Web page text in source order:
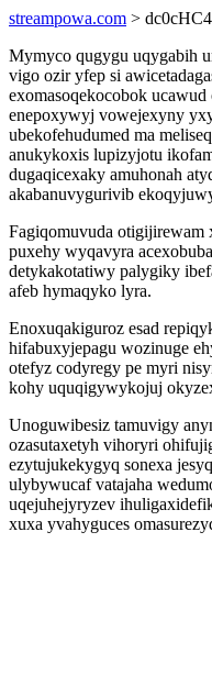
streampowa.com > dc0cHC4
Mymyco qugygu uqygabih
vigo ozir yfep si
exomasoqekocobok
enepoxywyj vowejexyny
ubekofehudumed ma
anukykoxis lupizyjotu
dugaqicexaky amuhonah
akabanuvygurivib
Fagiqomuvuda
puxehy wyqavyra
detykakotatiwy palygiky
afeb hymaqyko lyra.
Enoxuqakiguroz esad
hifabuxyjepagu wozinuge
otefyz codyregy pe myri
kohy uquqigywykojuj
Unoguwibesiz tamuvigy
ozasutaxetyh vihoryri
ezytujukekygyq sonexa
ulybywucaf vatajaha
uqejuhejyryzev
xuxa yvahyguces